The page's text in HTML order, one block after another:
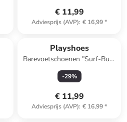
€ 11,99
Adviesprijs (AVP): € 16,99*
Playshoes
Barevoetschoenen "Surf-Bus"
lichtblauw
-29%
€ 11,99
Adviesprijs (AVP): € 16,99*